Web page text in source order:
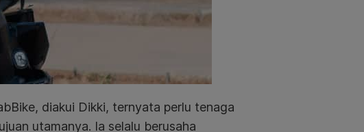
diakui Dikki, ternyata perlu tenaga
utamanya. Ia selalu berusaha